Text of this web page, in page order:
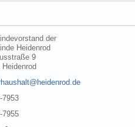
der
Heidenrod
9
Heidenrod
7953
7955